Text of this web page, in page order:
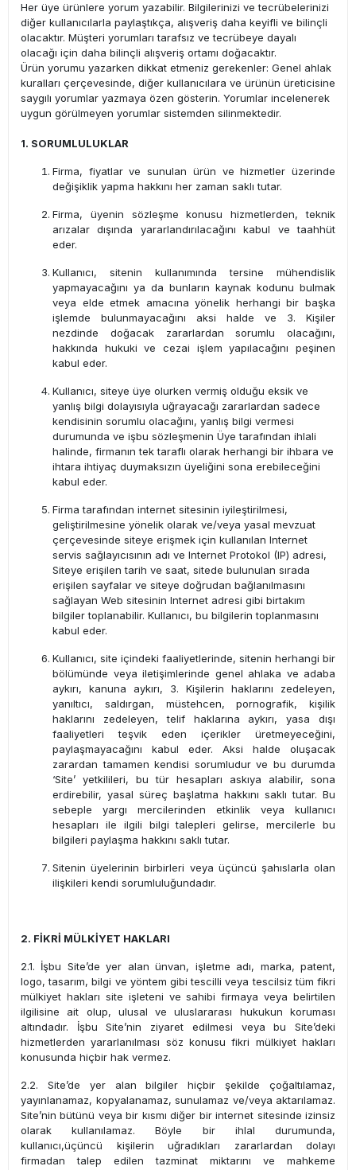
Her üye ürünlere yorum yazabilir. Bilgilerinizi ve tecrübelerinizi
diğer kullanıcılarla paylaştıkça, alışveriş daha keyifli ve bilinçli
olacaktır. Müşteri yorumları tarafsız ve tecrübeye dayalı
olacağı için daha bilinçli alışveriş ortamı doğacaktır.
Ürün yorumu yazarken dikkat etmeniz gerekenler: Genel ahlak
kuralları çerçevesinde, diğer kullanıcılara ve ürünün üreticisine
saygılı yorumlar yazmaya özen gösterin. Yorumlar incelenerek
uygun görülmeyen yorumlar sistemden silinmektedir.
1. SORUMLULUKLAR
Firma, fiyatlar ve sunulan ürün ve hizmetler üzerinde
değişiklik yapma hakkını her zaman saklı tutar.
Firma, üyenin sözleşme konusu hizmetlerden, teknik
arızalar dışında yararlandırılacağını kabul ve taahhüt
eder.
Kullanıcı, sitenin kullanımında tersine mühendislik
yapmayacağını ya da bunların kaynak kodunu bulmak
veya elde etmek amacına yönelik herhangi bir başka
işlemde bulunmayacağını aksi halde ve 3. Kişiler
nezdinde doğacak zararlardan sorumlu olacağını,
hakkında hukuki ve cezai işlem yapılacağını peşinen
kabul eder.
Kullanıcı, siteye üye olurken vermiş olduğu eksik ve
yanlış bilgi dolayısıyla uğrayacağı zararlardan sadece
kendisinin sorumlu olacağını, yanlış bilgi vermesi
durumunda ve işbu sözleşmenin Üye tarafından ihlali
halinde, firmanın tek taraflı olarak herhangi bir ihbara ve
ihtara ihtiyaç duymaksızın üyeliğini sona erebileceğini
kabul eder.
Firma tarafından internet sitesinin iyileştirilmesi,
geliştirilmesine yönelik olarak ve/veya yasal mevzuat
çerçevesinde siteye erişmek için kullanılan Internet
servis sağlayıcısının adı ve Internet Protokol (IP) adresi,
Siteye erişilen tarih ve saat, sitede bulunulan sırada
erişilen sayfalar ve siteye doğrudan bağlanılmasını
sağlayan Web sitesinin Internet adresi gibi birtakım
bilgiler toplanabilir. Kullanıcı, bu bilgilerin toplanmasını
kabul eder.
Kullanıcı, site içindeki faaliyetlerinde, sitenin herhangi bir
bölümünde veya iletişimlerinde genel ahlaka ve adaba
aykırı, kanuna aykırı, 3. Kişilerin haklarını zedeleyen,
yanıltıcı, saldırgan, müstehcen, pornografik, kişilik
haklarını zedeleyen, telif haklarına aykırı, yasa dışı
faaliyetleri teşvik eden içerikler üretmeyeceğini,
paylaşmayacağını kabul eder. Aksi halde oluşacak
zarardan tamamen kendisi sorumludur ve bu durumda
‘Site’ yetkilileri, bu tür hesapları askıya alabilir, sona
erdirebilir, yasal süreç başlatma hakkını saklı tutar. Bu
sebeple yargı mercilerinden etkinlik veya kullanıcı
hesapları ile ilgili bilgi talepleri gelirse, mercilerle bu
bilgileri paylaşma hakkını saklı tutar.
Sitenin üyelerinin birbirleri veya üçüncü şahıslarla olan
ilişkileri kendi sorumluluğundadır.
2. FİKRİ MÜLKİYET HAKLARI
2.1. İşbu Site’de yer alan ünvan, işletme adı, marka, patent,
logo, tasarım, bilgi ve yöntem gibi tescilli veya tescilsiz tüm fikri
mülkiyet hakları site işleteni ve sahibi firmaya veya belirtilen
ilgilisine ait olup, ulusal ve uluslararası hukukun koruması
altındadır. İşbu Site’nin ziyaret edilmesi veya bu Site’deki
hizmetlerden yararlanılması söz konusu fikri mülkiyet hakları
konusunda hiçbir hak vermez.
2.2. Site’de yer alan bilgiler hiçbir şekilde çoğaltılamaz,
yayınlanamaz, kopyalanamaz, sunulamaz ve/veya aktarılamaz.
Site’nin bütünü veya bir kısmı diğer bir internet sitesinde izinsiz
olarak kullanılamaz. Böyle bir ihlal durumunda,
kullanıcı,üçüncü kişilerin uğradıkları zararlardan dolayı
firmadan talep edilen tazminat miktarını ve mahkeme